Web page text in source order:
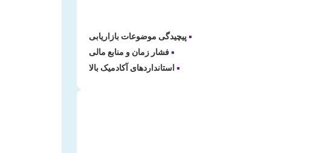
• پیچیدگی موضوعات بازاریابی
• فشار زمان و منابع مالی
• استانداردهای آکادمیک بالا